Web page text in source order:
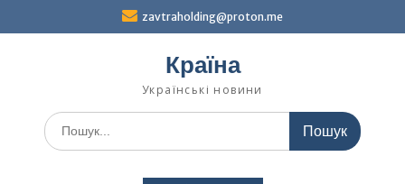
zavtraholding@proton.me
Країна
Українські новини
Шукати: